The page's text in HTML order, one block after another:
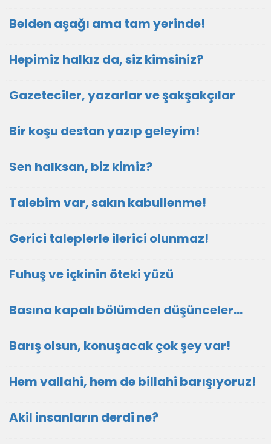
Belden aşağı ama tam yerinde!
Hepimiz halkız da, siz kimsiniz?
Gazeteciler, yazarlar ve şakşakçılar
Bir koşu destan yazıp geleyim!
Sen halksan, biz kimiz?
Talebim var, sakın kabullenme!
Gerici taleplerle ilerici olunmaz!
Fuhuş ve içkinin öteki yüzü
Basına kapalı bölümden düşünceler…
Barış olsun, konuşacak çok şey var!
Hem vallahi, hem de billahi barışıyoruz!
Akil insanların derdi ne?